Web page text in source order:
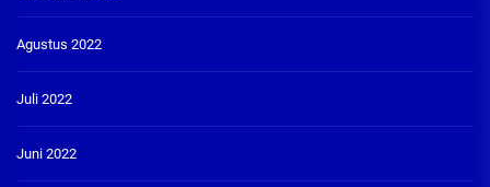
Agustus 2022
Juli 2022
Juni 2022